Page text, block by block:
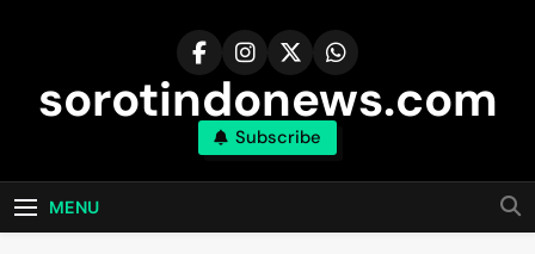
sorotindonews.com
Subscribe
MENU